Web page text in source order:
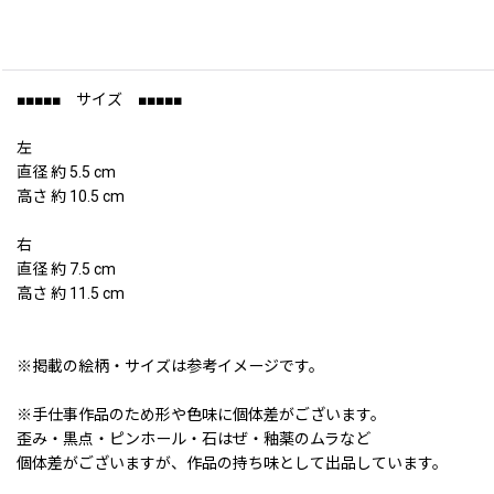
■■■■■ サイズ ■■■■■
左
直径 約 5.5 cm
高さ 約 10.5 cm
右
直径 約 7.5 cm
高さ 約 11.5 cm
※掲載の絵柄・サイズは参考イメージです。
※手仕事作品のため形や色味に個体差がございます。
歪み・黒点・ピンホール・石はぜ・釉薬のムラなど
個体差がございますが、作品の持ち味として出品しています。